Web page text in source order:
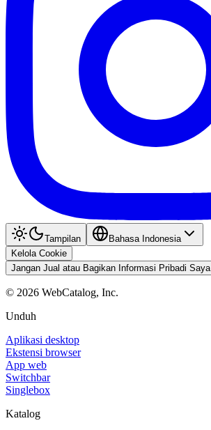
Tampilan
Bahasa Indonesia
Kelola Cookie
Jangan Jual atau Bagikan Informasi Pribadi Saya
© 2026 WebCatalog, Inc.
Unduh
Aplikasi desktop
Ekstensi browser
App web
Switchbar
Singlebox
Katalog